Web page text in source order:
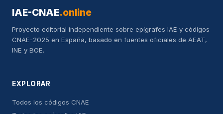
IAE-CNAE.online
Proyecto editorial independiente sobre epígrafes IAE y códigos
CNAE-2025 en España, basado en fuentes oficiales de AEAT,
INE y BOE.
EXPLORAR
Todos los códigos CNAE